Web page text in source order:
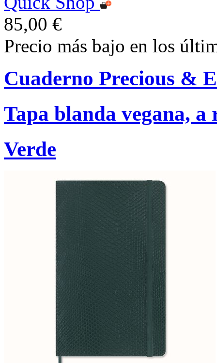
85,00 €
Precio más bajo en los
Cuaderno Precious &
Tapa blanda vegana, a
Verde